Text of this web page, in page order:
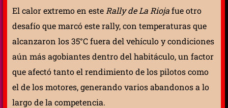
El calor extremo en este Rally de La Riojafue otro
desafío que marcó este rally, con temperaturas que
alcanzaron los 35°C fuera del vehículo y condiciones
aún más agobiantes dentro del habitáculo, un factor
que afectó tanto el rendimiento de los pilotos como
el de los motores, generando varios abandonos a lo
largo de la competencia.